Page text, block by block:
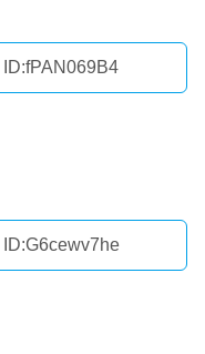
ID:fPAN069B4
ID:G6cewv7he